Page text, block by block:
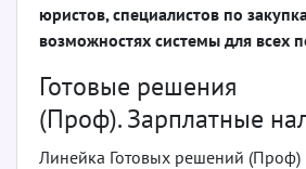
юристов, специалистов по
возможностях системы для всех
Готовые решения
(Проф). Зарплатные
Линейка Готовых решений (Проф)